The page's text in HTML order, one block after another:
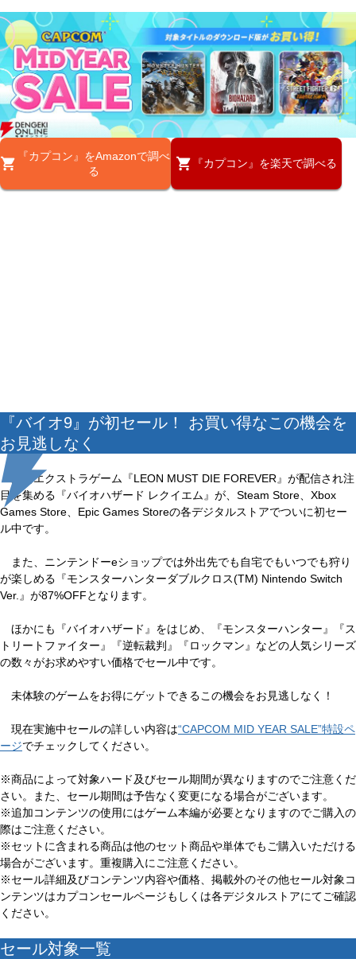
『カプコン』をAmazonで調べ
る
『カプコン』を楽天で調べる
『バイオ9』が初セール！ お買い得なこの機会を
お見逃しなく
先日エクストラゲーム『LEON MUST DIE FOREVER』が配信され注
目を集める『バイオハザード レクイエム』が、Steam Store、Xbox
Games Store、Epic Games Storeの各デジタルストアでついに初セー
ル中です。
また、ニンテンドーeショップでは外出先でも自宅でもいつでも狩り
が楽しめる『モンスターハンターダブルクロス(TM) Nintendo Switch
Ver.』が87%OFFとなります。
ほかにも『バイオハザード』をはじめ、『モンスターハンター』『ス
トリートファイター』『逆転裁判』『ロックマン』などの人気シリーズ
の数々がお求めやすい価格でセール中です。
未体験のゲームをお得にゲットできるこの機会をお見逃しなく！
現在実施中セールの詳しい内容は“CAPCOM MID YEAR SALE”特設ペ
ージでチェックしてください。
※商品によって対象ハード及びセール期間が異なりますのでご注意くだ
さい。また、セール期間は予告なく変更になる場合がございます。
※追加コンテンツの使用にはゲーム本編が必要となりますのでご購入の
際はご注意ください。
※セットに含まれる商品は他のセット商品や単体でもご購入いただける
場合がございます。重複購入にご注意ください。
※セール詳細及びコンテンツ内容や価格、掲載外のその他セール対象コ
ンテンツはカプコンセールページもしくは各デジタルストアにてご確認
ください。
セール対象一覧